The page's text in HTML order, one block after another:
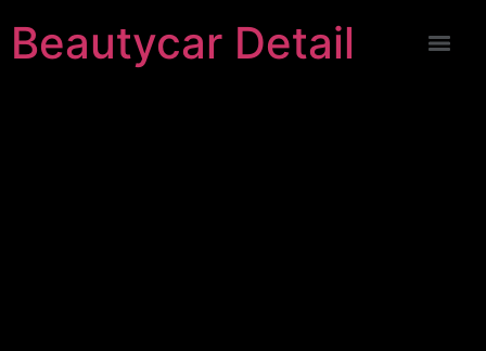
Beautycar Detail